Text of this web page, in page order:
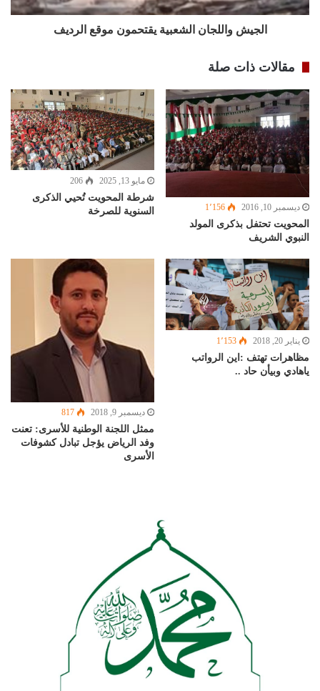
الجيش واللجان الشعبية يقتحمون موقع الرديف
مقالات ذات صلة
ديسمبر 10, 2016 1٬156
المحويت تحتفل بذكرى المولد
النبوي الشريف
مايو 13, 2025 206
شرطة المحويت تُحيي الذكرى
السنوية للصرخة
يناير 20, 2018 1٬153
مظاهرات تهتف :اين الرواتب
ياهادي وبيأن حاد ..
ديسمبر 9, 2018 817
ممثل اللجنة الوطنية للأسرى: تعنت
وفد الرياض يؤجل تبادل كشوفات
الأسرى